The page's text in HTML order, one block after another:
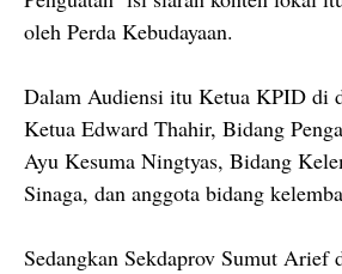
oleh Perda Kebudayaan.
Dalam Audiensi itu Ketua KPID di
Ketua Edward Thahir, Bidang
Ayu Kesuma Ningtyas, Bidang
Sinaga, dan anggota bidang
Sedangkan Sekdaprov Sumut